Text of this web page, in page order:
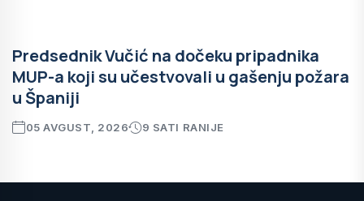
Predsednik Vučić na dočeku pripadnika
MUP-a koji su učestvovali u gašenju požara
u Španiji
05 AVGUST, 2026 9 SATI RANIJE